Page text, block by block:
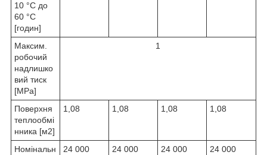
10 °C до
60 °C
[годин]
Максим.
робочий
надлишко
вий тиск
[MPa]
1
Поверхня
теплообмі
нника [м2]
1,08 1,08 1,08 1,08
Номінальн
24 000 24 000 24 000 24 000